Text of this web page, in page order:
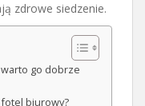
zdrowe siedzenie.
go dobrze
biurowy?